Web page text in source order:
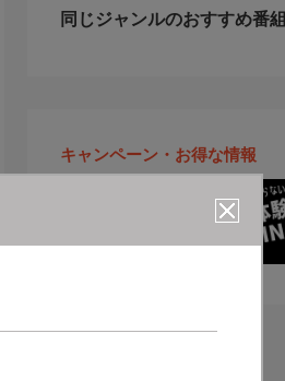
同じジャンルのおすすめ番組
キャンペーン・お得な情報